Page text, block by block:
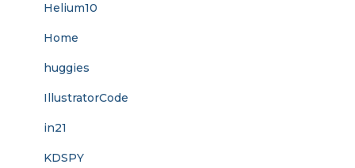
Helium10
Home
huggies
IllustratorCode
in21
KDSPY